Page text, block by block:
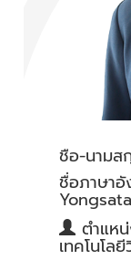
ชื่อ-นามส
ชื่อภาษา
Yongsata
ตำแห
เทคโนโล